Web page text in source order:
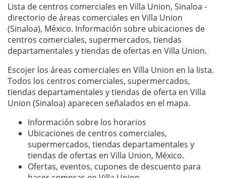
Lista de centros comerciales en Villa Union, Sinaloa -
directorio de áreas comerciales en Villa Union
(Sinaloa), México. Información sobre ubicaciones de
centros comerciales, supermercados, tiendas
departamentales y tiendas de ofertas en Villa Union.
Escojer los áreas comerciales en Villa Union en la lista.
Todos los centros comerciales, supermercados,
tiendas departamentales y tiendas de oferta en Villa
Union (Sinaloa) aparecen señalados en el mapa.
Información sobre los horarios
Ubicaciones de centros comerciales,
supermercados, tiendas departamentales y
tiendas de ofertas en Villa Union, México.
Ofertas, eventos, cupones de descuento para